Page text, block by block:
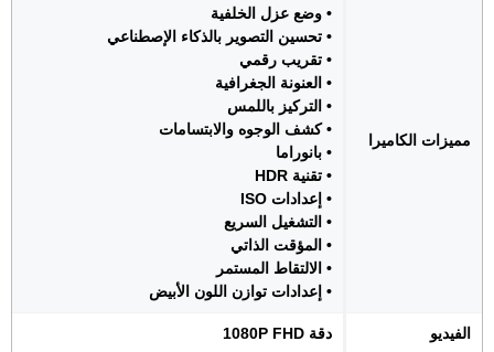
مميزات الكاميرا
• وضع عزل الخلفية
• تحسين التصوير بالذكاء الإصطناعي
• تقريب رقمي
• العنونة الجغرافية
• التركيز باللمس
• كشف الوجوه والابتسامات
• بانوراما
• تقنية HDR
• إعدادات ISO
• التشغيل السريع
• المؤقت الذاتي
• الالتقاط المستمر
• إعدادات توازن اللون الأبيض
الفيديو دقة 1080P FHD